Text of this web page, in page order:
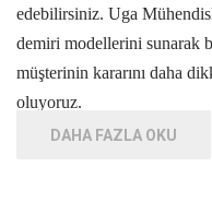
edebilirsiniz. Uga
demiri modellerini sunarak
müşterinin kararını daha
oluyoruz.
DAHA FAZLA OKU